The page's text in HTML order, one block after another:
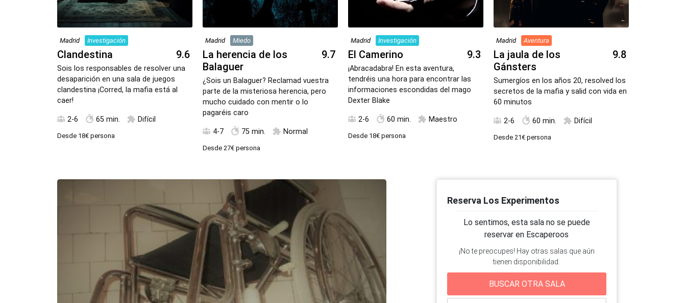
Madrid Investigación
Clandestina 9.6
Sois los responsables de resolver una
desaparición en una sala de juegos
clandestina ¡Corred, la mafia está al
caer!
2-6 65 min. Difícil
Desde 18€ persona
Madrid Miedo
La herencia de los
Balaguer
9.7
¿Sois un Balaguer? Reclamad vuestra
parte de la misteriosa herencia, pero
mucho cuidado con mentir o lo
pagaréis caro
4-7 75 min. Normal
Desde 27€ persona
Madrid Investigación
El Camerino 9.3
¡Abracadabra! En esta aventura,
tendréis una hora para encontrar las
informaciones escondidas del mago
Dexter Blake
2-6 60 min. Maestro
Desde 18€ persona
Madrid Aventura
La jaula de los
Gánsters
9.8
Sumergíos en los años 20, resolved los
secretos de la mafia y salid con vida en
60 minutos
2-6 60 min. Difícil
Desde 21€ persona
Reserva Los Experimentos
Lo sentimos, esta sala no se puede
reservar en Escaperoos
¡No te preocupes! Hay otras salas que aún
tienen disponibilidad.
BUSCAR OTRA SALA